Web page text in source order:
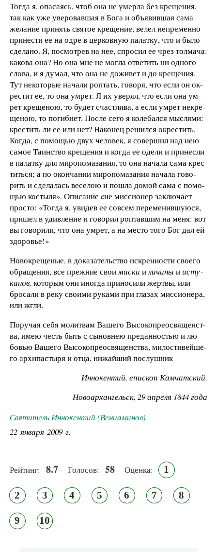
Тог­да я, опа­са­ясь, чтоб она не умер­ла без кре­ще­ния,
так как уже уве­ро­вав­шая в Бо­га и объ­я­вив­шая са­ма
же­ла­ние при­нять свя­тое кре­ще­ние, ве­лел не­пре­мен­но
при­не­с­ти ее на од­ре в цер­ков­ную па­лат­ку, что и бы­ло
сде­ла­но. Я, по­смо­т­рев на нее, спро­сил ее чрез тол­ма­ча:
ка­ко­ва она? Но она мне не мог­ла от­ве­тить ни од­но­го
сло­ва, и я ду­мал, что она не до­жи­вет и до кре­ще­ния.
Тут не­ко­то­рые на­ча­ли роп­тать, го­во­ря, что ес­ли он ок­
ре­с­тит ее, то она ум­рет. Я их уве­рял, что ес­ли она ум­
рет кре­ще­ною, то бу­дет сча­ст­ли­ва, а ес­ли ум­рет не­кре­
ще­ною, то по­гиб­нет. По­сле се­го я ко­ле­бал­ся мыс­ля­ми:
кре­с­тить ли ее или нет? На­ко­нец ре­шил­ся ок­ре­с­тить.
Ког­да, с по­мо­щью двух че­ло­век, я со­вер­шил над нею
са­мое Та­ин­ст­во кре­ще­ния и ког­да ее оде­ли и при­нес­ли
в па­лат­ку для ми­ро­по­ма­за­ния, то она на­ча­ла са­ма кре­с­
тить­ся; а по окон­ча­нии ми­ро­по­ма­за­ния на­ча­ла го­во­
рить и сде­ла­лась ве­се­лою и по­ш­ла до­мой са­ма с по­мо­
щью ко­с­ты­ля». Опи­са­ние cие мис­си­о­нер за­клю­ча­ет
про­сто: «Тог­да я, уви­дев ее сов­сем пе­ре­ме­нив­шу­ю­ся,
при­шел в удив­ле­ние и го­во­рил роп­тав­шим на ме­ня: вот
вы го­во­ри­ли, что она ум­рет, а на ме­с­то то­го Бог дал ей
здо­ро­вье!»
Но­во­кре­ще­ные, в до­ка­за­тель­ст­во ис­крен­но­с­ти сво­е­го
об­ра­ще­ния, все преж­ние своима­с­ки или­чи­ны иис­ту­
ка­нов, ко­то­рым они ино­гда при­но­си­ли жерт­вы, или
бро­са­ли в ре­ку сво­и­ми ру­ка­ми при гла­зах мис­си­о­не­ра,
или жгли.
По­ру­чая се­бя мо­лит­вам Ва­ше­го Вы­со­ко­пре­о­с­вя­щен­ст­
ва, имею честь быть с сы­нов­нею пре­дан­но­с­тью и лю­
бо­вью Ва­ше­го Вы­со­ко­пре­о­с­вя­щен­ст­ва, ми­ло­с­ти­вей­ше­
го ар­хи­па­с­ты­ря и от­ца, ни­жай­ший по­слуш­ник
Ин­но­кен­тий, епи­с­коп Кам­чат­ский.
Но­во­ар­хан­гельск, 29 ап­ре­ля 1844 го­да
Святитель Иннокентий (Вениаминов)
22 января 2009 г.
Рейтинг: 8.7 Голосов: 58 Оценка: 1
2 3 4 5 6 7 8
9 10